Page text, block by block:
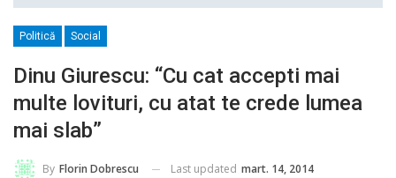
Politică Social
Dinu Giurescu: “Cu cat accepti mai
multe lovituri, cu atat te crede lumea
mai slab”
By Florin Dobrescu Last updated mart. 14, 2014